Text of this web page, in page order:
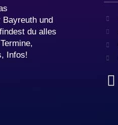
Bayreuth und
du alles
Infos!